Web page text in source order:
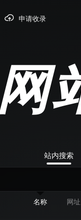
申请收录
网
站内搜索
名称 网址